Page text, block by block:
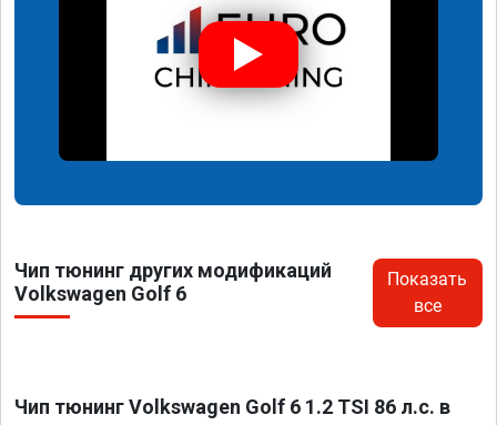
Чип тюнинг других модификаций
Volkswagen Golf 6
Показать
все
Чип тюнинг Volkswagen Golf 6 1.2 TSI 86 л.с. в